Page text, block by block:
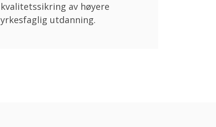
kvalitetssikring av høyere
yrkesfaglig utdanning.